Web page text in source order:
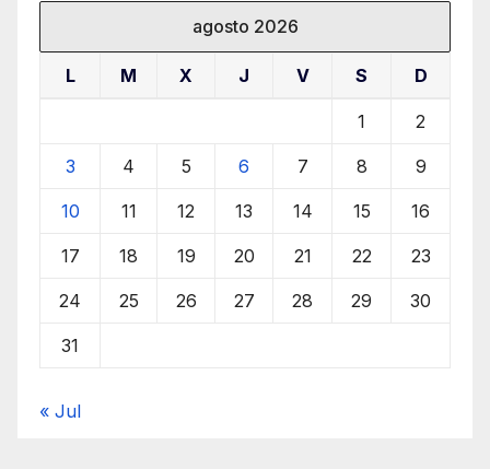
agosto 2026
L M X J V S D
1 2
3 4 5 6 7 8 9
10 11 12 13 14 15 16
17 18 19 20 21 22 23
24 25 26 27 28 29 30
31
« Jul